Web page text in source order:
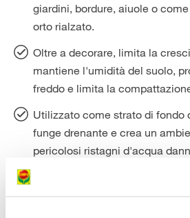
giardini, bordure, aiuole o
orto rialzato.
Oltre a decorare, limita la
mantiene l'umidità del suolo,
freddo e limita la
Utilizzato come strato di fondo
funge drenante e crea un
pericolosi ristagni d'acqua